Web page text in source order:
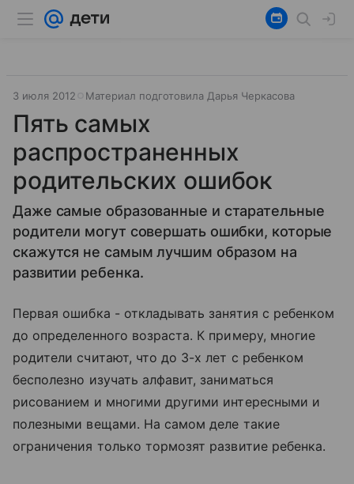
3 июля 2012 Материал подготовила Дарья Черкасова
Пять самых
распространенных
родительских ошибок
Даже самые образованные и старательные
родители могут совершать ошибки, которые
скажутся не самым лучшим образом на
развитии ребенка.
Первая ошибка - откладывать занятия с ребенком
до определенного возраста. К примеру, многие
родители считают, что до 3-х лет с ребенком
бесполезно изучать алфавит, заниматься
рисованием и многими другими интересными и
полезными вещами. На самом деле такие
ограничения только тормозят развитие ребенка.